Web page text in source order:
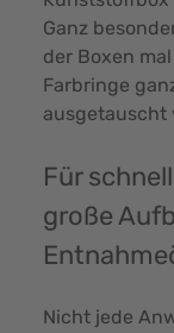
Ganz
der Boxen
Farbringe
ausgetauscht
Für
große
Nicht jede